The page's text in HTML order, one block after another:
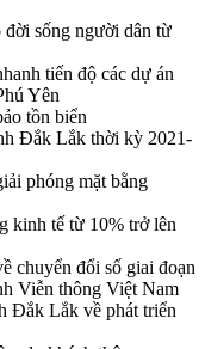
sống người dân từ
tiến độ các dự án
Yên
tồn biển
Đắk Lắk thời kỳ 2021-
phóng mặt bằng
kinh tế từ 10% trở lên
chuyển đổi số giai đoạn
Viễn thông Việt Nam
Đắk Lắk về phát triển